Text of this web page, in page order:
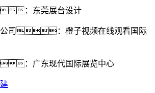
：东莞展台设计
公司：橙子视频在线观看国际
：广东现代国际展览中心